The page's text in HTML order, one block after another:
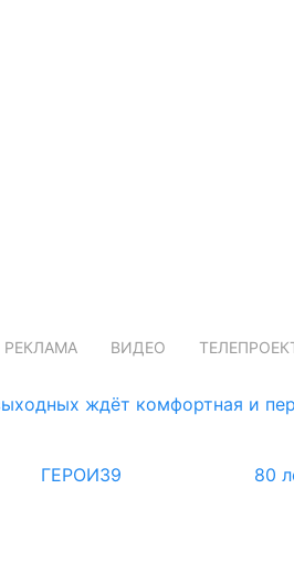
РЕКЛАМА ВИДЕО
ждёт комфортная и
ГЕРОИ39
80